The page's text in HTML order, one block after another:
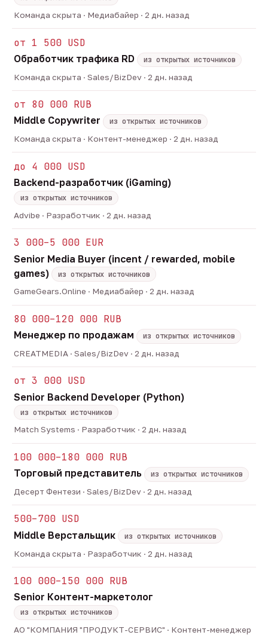
Команда скрыта · Медиабайер · 2 дн. назад
от 1 500 USD
Обработчик трафика RD
из открытых источников
Команда скрыта · Sales/BizDev · 2 дн. назад
от 80 000 RUB
Middle Copywriter
из открытых источников
Команда скрыта · Контент-менеджер · 2 дн. назад
до 4 000 USD
Backend-разработчик (iGaming)
из открытых источников
Advibe · Разработчик · 2 дн. назад
3 000–5 000 EUR
Senior Media Buyer (incent / rewarded, mobile
games)
из открытых источников
GameGears.Online · Медиабайер · 2 дн. назад
80 000–120 000 RUB
Менеджер по продажам
из открытых источников
CREATMEDIA · Sales/BizDev · 2 дн. назад
от 3 000 USD
Senior Backend Developer (Python)
из открытых источников
Match Systems · Разработчик · 2 дн. назад
100 000–180 000 RUB
Торговый представитель
из открытых источников
Десерт Фентези · Sales/BizDev · 2 дн. назад
500–700 USD
Middle Верстальщик
из открытых источников
Команда скрыта · Разработчик · 2 дн. назад
100 000–150 000 RUB
Senior Контент-маркетолог
из открытых источников
АО "КОМПАНИЯ "ПРОДУКТ-СЕРВИС" · Контент-менеджер